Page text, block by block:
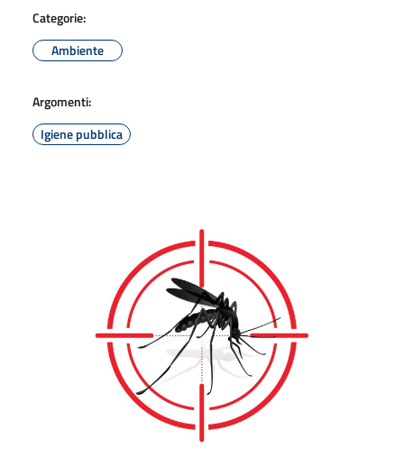
Categorie:
Ambiente
Argomenti:
Igiene pubblica